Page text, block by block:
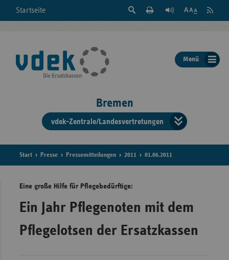
Startseite
Suche
der
Seite
Feed
Menü
Bremen
vdek-Zentrale/Landesvertretungen
der
Start Presse Pressemitteilungen 2011 01.06.2011
Eine große Hilfe für Pflegebedürftige:
Ein Jahr Pflegenoten mit dem
Pflegelotsen der Ersatzkassen